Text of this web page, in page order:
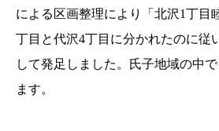
による区画整理により「北沢1丁目
丁目と代沢4丁目に分かれたのに従
して発足しました。氏子地域の中
ます。